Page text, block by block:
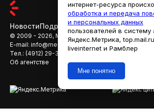
НовостиПодробностиАфишаКино
© 2009 - 2026, МЕДИАРЯЗАНЬ
E-mail: info@mediaryazan.ru,
Тел.: (4912) 29-33-66
Об агентстве
интернет-ресурса
обработка и передача
и персональных данных
пользователей в систему
Яндекс.Метрика,
liveinternet и Рамблер
Мне понятно